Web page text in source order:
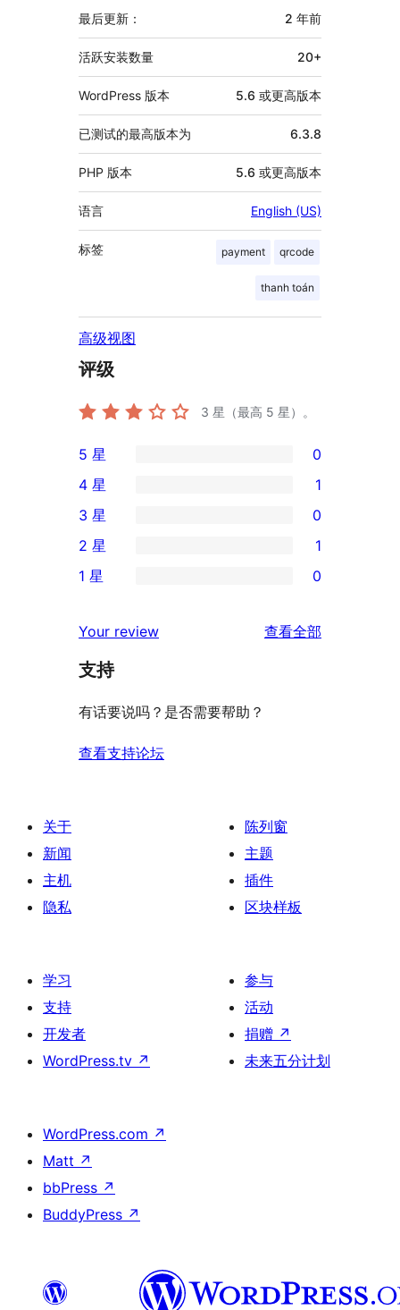
信
息
最后更新： 2 年前
活跃安装数量 20+
WordPress 版本 5.6 或更高版本
已测试的最高版本为 6.3.8
PHP 版本 5.6 或更高版本
语言 English (US)
标签 payment qrcode
thanh toán
高级视图
评级
3 星（最高 5 星）。
0
条
5
星
评
5 星 0
条
4
星
价
4 星 1
0
条
3
评
价
3 星 0
条
星
评
2 星 1
1
星
价
1 星 0
Your review 查看全部
支持
有话要说吗？是否需要帮助？
查看支持论坛
关于
新闻
主机
隐私
陈列窗
主题
插件
区块样板
学习
支持
开发者
WordPress.tv ↗
参与
活动
捐赠 ↗
未来五分计划
WordPress.com ↗
Matt ↗
bbPress ↗
BuddyPress ↗